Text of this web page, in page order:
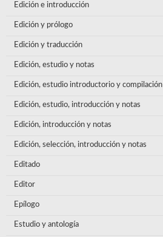
Edición e introducción
Edición y prólogo
Edición y traducción
Edición, estudio y notas
Edición, estudio introductorio y compilación
Edición, estudio, introducción y notas
Edición, introducción y notas
Edición, selección, introducción y notas
Editado
Editor
Epílogo
Estudio y antología